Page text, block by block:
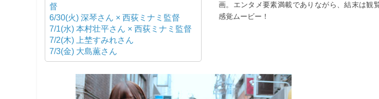
督
6/30(火) 深琴さん × 西荻ミナミ監督
7/1(水) 本村壮平さん × 西荻ミナミ監督
7/2(木) 上埜すみれさん
7/3(金) 大島薫さん
画。エンタメ要素満載でありながら、結末は観
感覚ムービー！